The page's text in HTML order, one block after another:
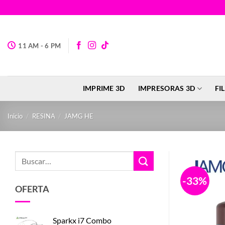
al
11 AM - 6 PM
IMPRIME 3D IMPRESORAS 3D
Inicio / RESINA / JAMG HE
OFERTA
Sparkx i7 Combo
-33%